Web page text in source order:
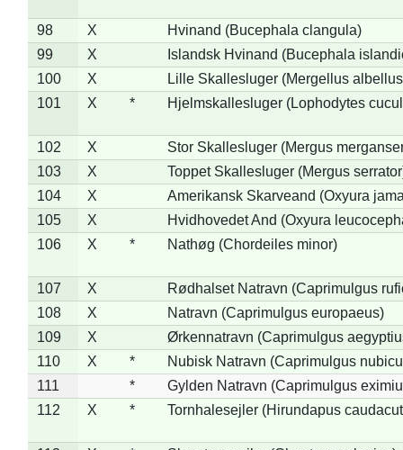
98 X
Hvinand (Bucephala clangula)
99
X
Islandsk Hvinand (Bucephala
100
X
Lille Skallesluger (Mergellus
101
X * Hjelmskallesluger (Lophodytes
102 X
Stor Skallesluger (Mergus
103
X
Toppet Skallesluger (Mergus
104
X
Amerikansk Skarveand (Oxyura
105
X
Hvidhovedet And (Oxyura
106
X * Nathøg (Chordeiles minor)
107 X
Rødhalset Natravn (Caprimulgus
108
X
Natravn (Caprimulgus europaeus)
109
X
Ørkennatravn (Caprimulgus
110
X *
Nubisk Natravn (Caprimulgus
111
*
Gylden Natravn (Caprimulgus
112
X * Tornhalesejler (Hirundapus